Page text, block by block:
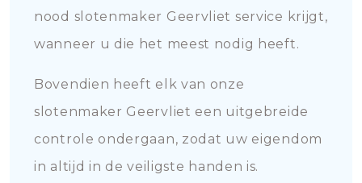
nood slotenmaker Geervliet service krijgt,
wanneer u die het meest nodig heeft.
Bovendien heeft elk van onze
slotenmaker Geervliet een uitgebreide
controle ondergaan, zodat uw eigendom
in altijd in de veiligste handen is.